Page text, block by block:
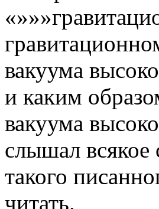
вакуума
и каким
вакуума
слышал всякое
такого
читать.